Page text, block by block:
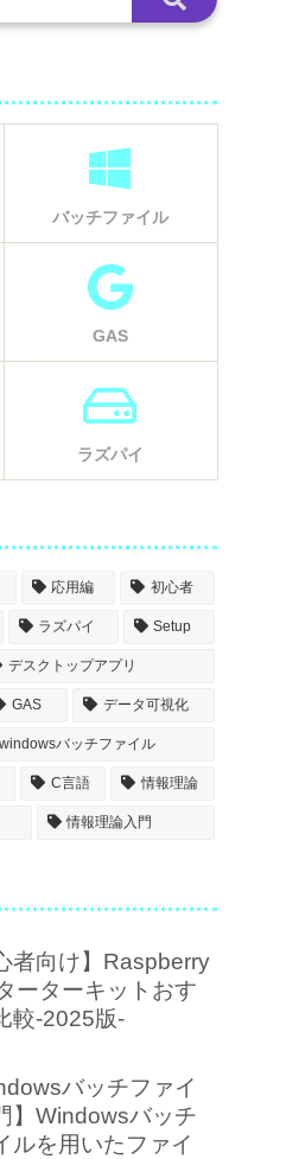
バッチファイル
GAS
ラズパイ
応用編 初心者
ラズパイ Setup
デスクトップアプリ
GAS データ可視化
windowsバッチファイル
C言語 情報理論
情報理論入門
者向け】Raspberry
ーターキットおす
較-2025版-
バッチファイ
】Windowsバッチ
ルを用いたファイ